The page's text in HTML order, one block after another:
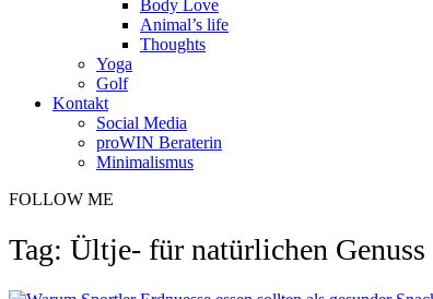
Body Love
Animal’s life
Thoughts
Yoga
Golf
Kontakt
Social Media
proWIN Beraterin
Minimalismus
FOLLOW ME
Tag: Ültje- für natürlichen Genuss